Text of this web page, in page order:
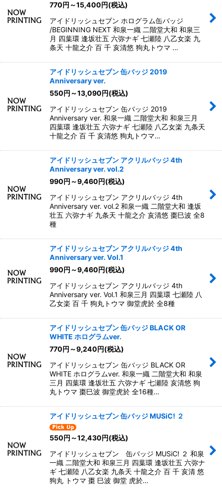
770円 ～15,400円(税込)
アイドリッシュセブン ホログラム缶バッジ
/BEGINNING NEXT 和泉一織 二階堂大和 和泉三
月 四葉環 逢坂壮五 六弥ナギ 七瀬陸 八乙女楽 九
条天 十龍之介 百 千 亥清悠 狗丸トウマ …
アイドリッシュセブン 缶バッジ 2019
Anniversary ver.
550円 ～13,090円(税込)
アイドリッシュセブン 缶バッジ 2019
Anniversary ver. 和泉一織 二階堂大和 和泉三月
四葉環 逢坂壮五 六弥ナギ 七瀬陸 八乙女楽 九条天
十龍之介 百 千 亥清悠 狗丸トウマ…
アイドリッシュセブン アクリルバッジ 4th
Anniversary ver. vol.2
990円 ～9,460円(税込)
アイドリッシュセブン アクリルバッジ 4th
Anniversary ver. vol.2 和泉一織 二階堂大和 逢坂
壮五 六弥ナギ 九条天 十龍之介 亥清悠 棗巳波 全8
種
アイドリッシュセブン アクリルバッジ 4th
Anniversary ver. Vol.1
990円 ～9,460円(税込)
アイドリッシュセブン アクリルバッジ 4th
Anniversary ver. Vol.1 和泉三月 四葉環 七瀬陸 八
乙女楽 百 千 狗丸トウマ 御堂虎於 全8種
アイドリッシュセブン 缶バッジ BLACK OR
WHITE ホログラムver.
770円 ～9,240円(税込)
アイドリッシュセブン 缶バッジ BLACK OR
WHITE ホログラムver. 和泉一織 二階堂大和 和泉
三月 四葉環 逢坂壮五 六弥ナギ 七瀬陸 亥清悠 狗
丸トウマ 棗巳波 御堂虎於 全16種…
アイドリッシュセブン 缶バッジ MUSiC! ２
550円 ～12,430円(税込)
アイドリッシュセブン 缶バッジ MUSiC! ２ 和泉
一織 二階堂大和 和泉三月 四葉環 逢坂壮五 六弥ナ
ギ 七瀬陸 八乙女楽 九条天 十龍之介 百 千 亥清 悠
狗丸 トウマ 棗 巳波 御堂 虎於…